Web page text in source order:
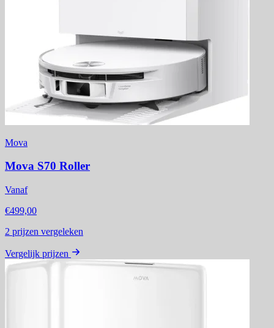
Mova
Mova S70 Roller
Vanaf
€499,00
2 prijzen vergeleken
Vergelijk prijzen